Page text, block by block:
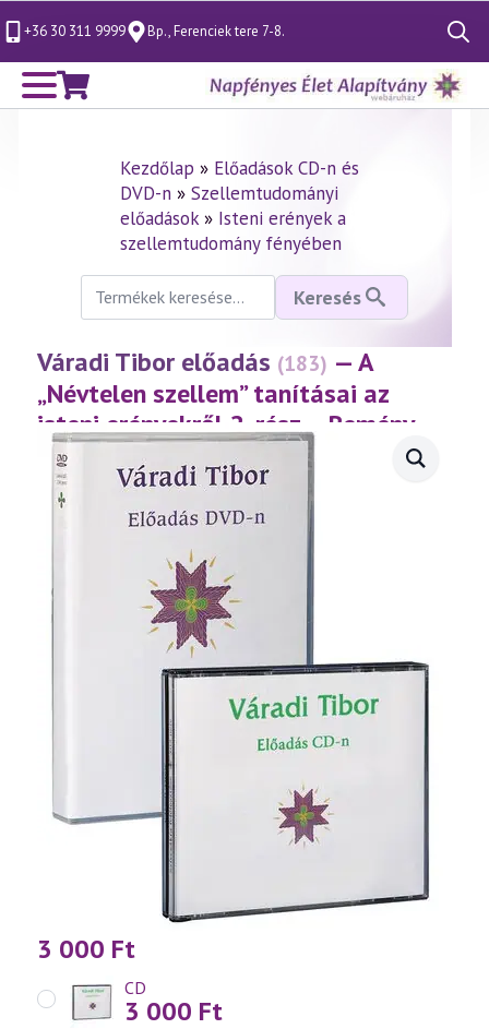
+36 30 311 9999 Bp., Ferenciek tere 7-8.
Search
for:
Kezdőlap » Előadások CD-n és
DVD-n» Szellemtudományi
előadások» Isteni erények a
szellemtudomány fényében
Keresés
következőre:
Keresés
Váradi Tibor előadás (183) — A
„Névtelen szellem” tanításai az
isteni erényekről 2. rész – Remény
(2001.02.02.)
3 000 Ft
CD
3 000 Ft